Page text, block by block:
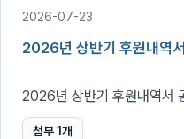
2026-07-23
2026년 상반기 후원내역
2026년 상반기 후원내역서
첨부1개